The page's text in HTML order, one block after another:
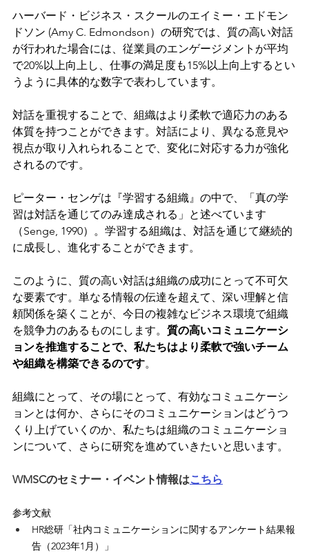
ハーバード・ビジネス・スクールのエイミー・エドモン
ドソン (Amy C. Edmondson）の研究では、質の高い対話
が行われた場合には、従業員のエンゲージメントが平均
で20%以上向上し、仕事の満足度も15%以上向上するとい
うように具体的な数字で表わしています。
対話を重視することで、組織はより柔軟で適応力のある
体質を持つことができます。対話により、異なる意見や
視点が取り入れられることで、変化に対応する力が強化
されるのです。
ピーター・センゲは『学習する組織』の中で、「真の学
習は対話を通じてのみ達成される」と述べています
（Senge, 1990）。学習する組織は、対話を通じて継続的
に成長し、進化することができます。
このように、質の高い対話は組織の成功にとって不可欠
な要素です。単なる情報の伝達を超えて、深い理解と信
頼関係を築くことが、今日の複雑なビジネス環境で組織
を競争力のあるものにします。 質の高いコミュニケーシ
ョンを推進することで、私たちはより柔軟で強いチーム
や組織を構築できるのです。
組織にとって、その場にとって、有効なコミュニケーシ
ョンとは何か、さらにそのコミュニケーションはどうつ
くり上げていくのか、私たちは組織のコミュニケーショ
ンについて、さらに研究を進めていきたいと思います。
WMSCのセミナー・イベント情報はこちら
参考文献
HR総研「社内コミュニケーションに関するアンケート結果報
告（2023年1月）」